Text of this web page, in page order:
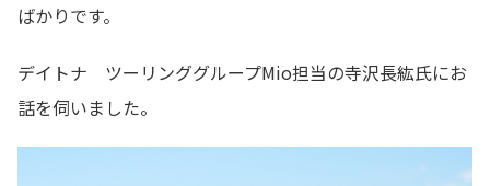
ばかりです。
デイトナ ツーリンググループMio担当の寺沢長紘氏にお
話を伺いました。